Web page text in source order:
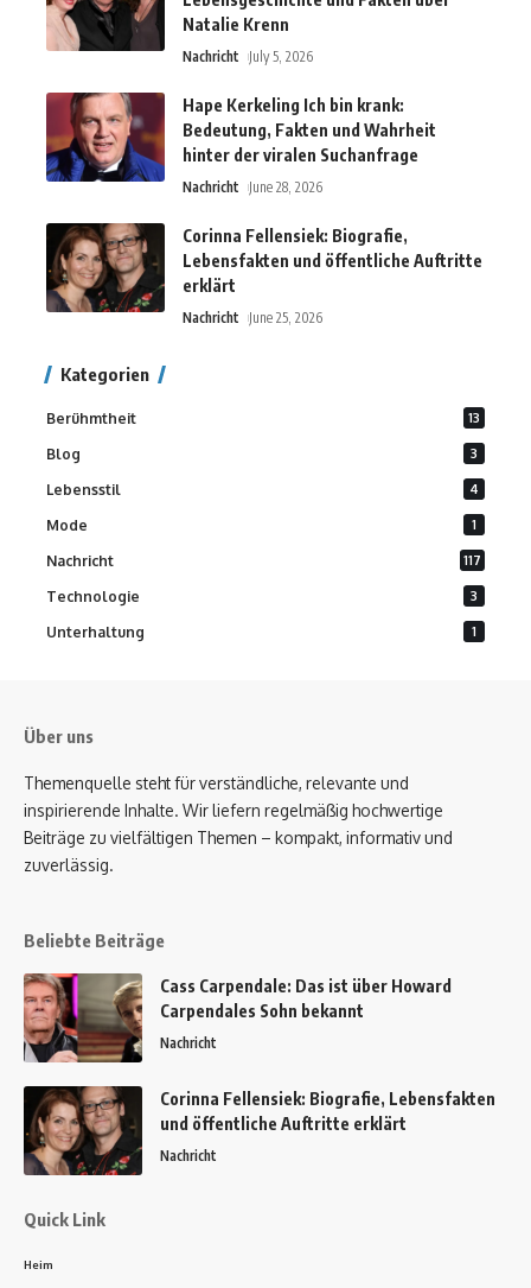
Natalie Krenn
Nachricht July 5, 2026
Hape Kerkeling Ich bin krank:
Bedeutung, Fakten und Wahrheit
hinter der viralen Suchanfrage
Nachricht June 28, 2026
Corinna Fellensiek: Biografie,
Lebensfakten und öffentliche Auftritte
erklärt
Nachricht June 25, 2026
Kategorien
Berühmtheit 13
Blog 3
Lebensstil 4
Mode 1
Nachricht 117
Technologie 3
Unterhaltung 1
Über uns
Themenquelle steht für verständliche, relevante und
inspirierende Inhalte. Wir liefern regelmäßig hochwertige
Beiträge zu vielfältigen Themen – kompakt, informativ und
zuverlässig.
Beliebte Beiträge
Cass Carpendale: Das ist über Howard
Carpendales Sohn bekannt
Nachricht
Corinna Fellensiek: Biografie, Lebensfakten
und öffentliche Auftritte erklärt
Nachricht
Quick Link
Heim